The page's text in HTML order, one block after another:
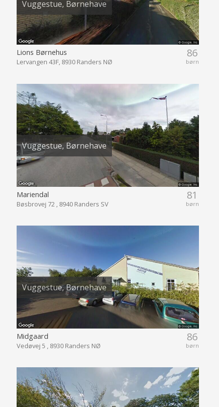
Vuggestue, Børnehave
86
børn
Lions Børnehus
Lervangen 43F, 8930 Randers NØ
Vuggestue, Børnehave
81
børn
Mariendal
Bøsbrovej 72 , 8940 Randers SV
Vuggestue, Børnehave
86
børn
Midgaard
Vedøvej 5 , 8930 Randers NØ